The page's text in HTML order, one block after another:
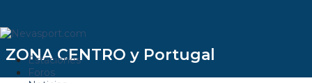
Estaciones
Foros
ZONA CENTRO y Portugal